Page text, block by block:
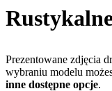
Prezentowane zdjęcia
wybraniu modelu
inne dostępne opcje.